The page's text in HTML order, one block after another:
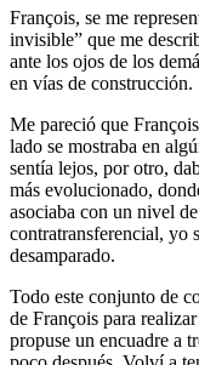
François, se me
invisible” que me
ante los ojos de los
en vías de construcción.
Me pareció que
lado se mostraba en
sentía lejos, por otro,
más evolucionado,
asociaba con un nivel
contratransferencial, yo
desamparado.
Todo este conjunto de
de François para
propuse un encuadre a